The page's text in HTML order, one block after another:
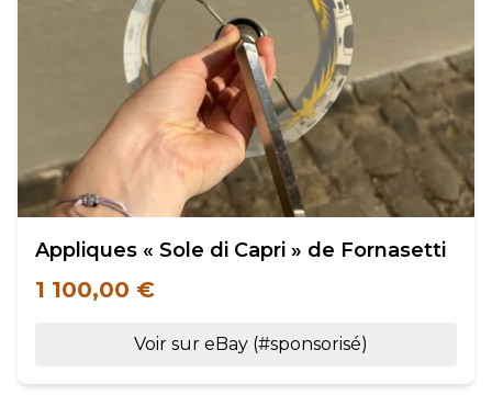
Appliques « Sole di Capri » de Fornasetti
1 100,00 €
Voir sur eBay (#sponsorisé)